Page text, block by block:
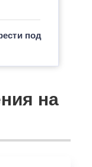
под
на